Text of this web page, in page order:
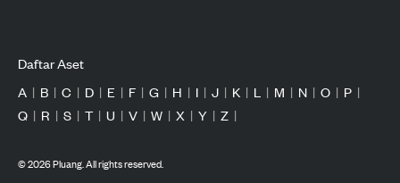
Daftar Aset
A | B | C | D | E | F | G | H | I | J | K | L | M | N | O | P |
Q | R | S | T | U | V | W | X | Y | Z |
©2026Pluang. All rights reserved.